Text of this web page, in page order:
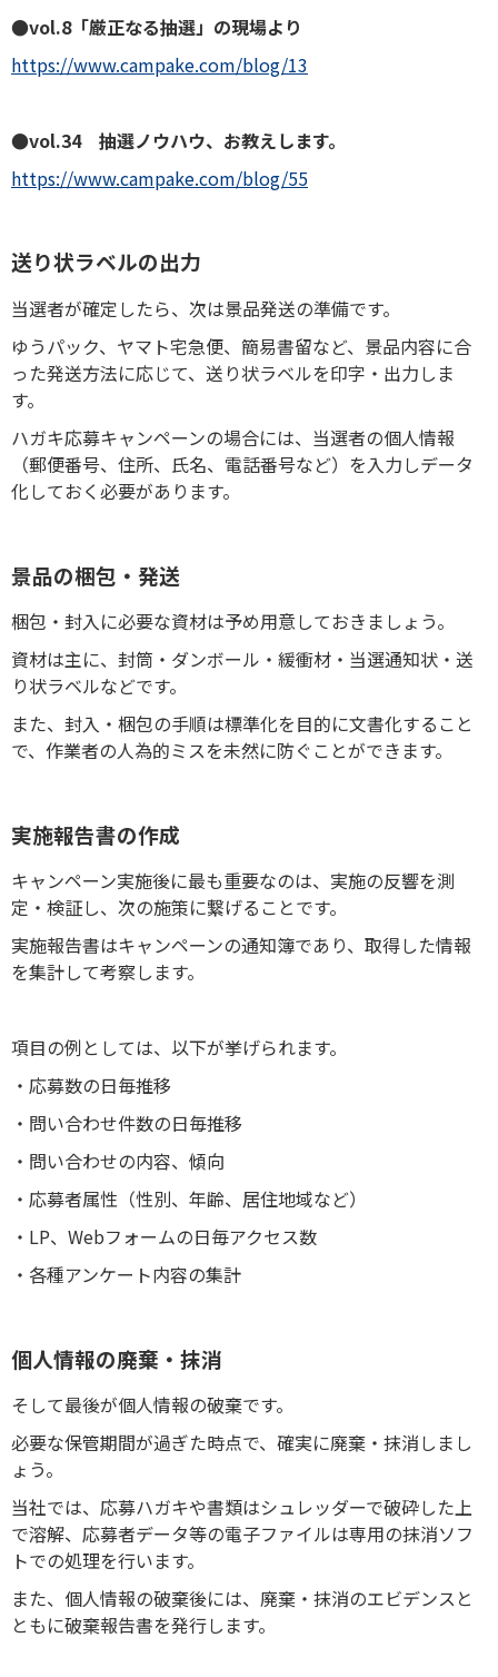
●vol.8「厳正なる抽選」の現場より
https://www.campake.com/blog/13
●vol.34 抽選ノウハウ、お教えします。
https://www.campake.com/blog/55
送り状ラベルの出力
当選者が確定したら、次は景品発送の準備です。
ゆうパック、ヤマト宅急便、簡易書留など、景品内容に合
った発送方法に応じて、送り状ラベルを印字・出力しま
す。
ハガキ応募キャンペーンの場合には、当選者の個人情報
（郵便番号、住所、氏名、電話番号など）を入力しデータ
化しておく必要があります。
景品の梱包・発送
梱包・封入に必要な資材は予め用意しておきましょう。
資材は主に、封筒・ダンボール・緩衝材・当選通知状・送
り状ラベルなどです。
また、封入・梱包の手順は標準化を目的に文書化すること
で、作業者の人為的ミスを未然に防ぐことができます。
実施報告書の作成
キャンペーン実施後に最も重要なのは、実施の反響を測
定・検証し、次の施策に繋げることです。
実施報告書はキャンペーンの通知簿であり、取得した情報
を集計して考察します。
項目の例としては、以下が挙げられます。
・応募数の日毎推移
・問い合わせ件数の日毎推移
・問い合わせの内容、傾向
・応募者属性（性別、年齢、居住地域など）
・LP、Webフォームの日毎アクセス数
・各種アンケート内容の集計
個人情報の廃棄・抹消
そして最後が個人情報の破棄です。
必要な保管期間が過ぎた時点で、確実に廃棄・抹消しまし
ょう。
当社では、応募ハガキや書類はシュレッダーで破砕した上
で溶解、応募者データ等の電子ファイルは専用の抹消ソフ
トでの処理を行います。
また、個人情報の破棄後には、廃棄・抹消のエビデンスと
ともに破棄報告書を発行します。